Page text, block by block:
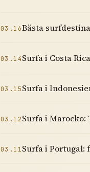
03.16Bästa
03.14Surfa i Costa
03.15Surfa i
03.12Surfa i Marocko:
03.11Surfa i Portugal: